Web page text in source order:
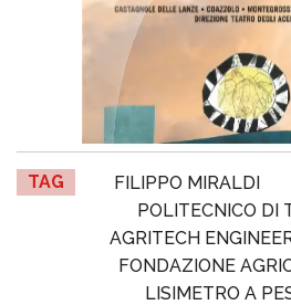
TAG FILIPPO MIRALDI
POLITECNICO DI
AGRITECH
FONDAZIONE
LISIMETRO A